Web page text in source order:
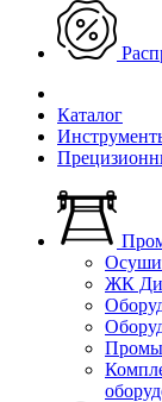
Каталог
ЖК